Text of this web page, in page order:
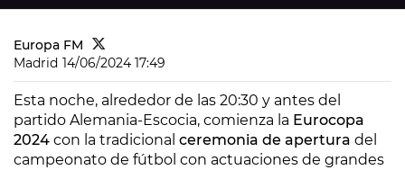
Europa FM
Madrid 14/06/2024 17:49
Esta noche, alrededor de las 20:30 y antes del
partido Alemania-Escocia, comienza la Eurocopa
2024 con la tradicional ceremonia de apertura del
campeonato de fútbol con actuaciones de grandes